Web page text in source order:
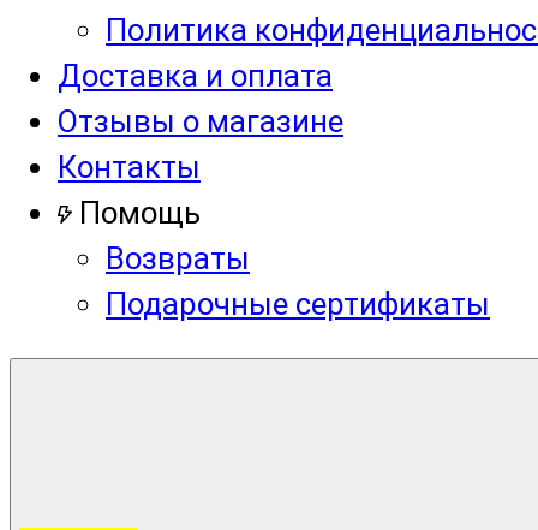
Политика
Доставка и оплата
Отзывы о магазине
Контакты
Помощь
Возвраты
Подарочные сертификаты